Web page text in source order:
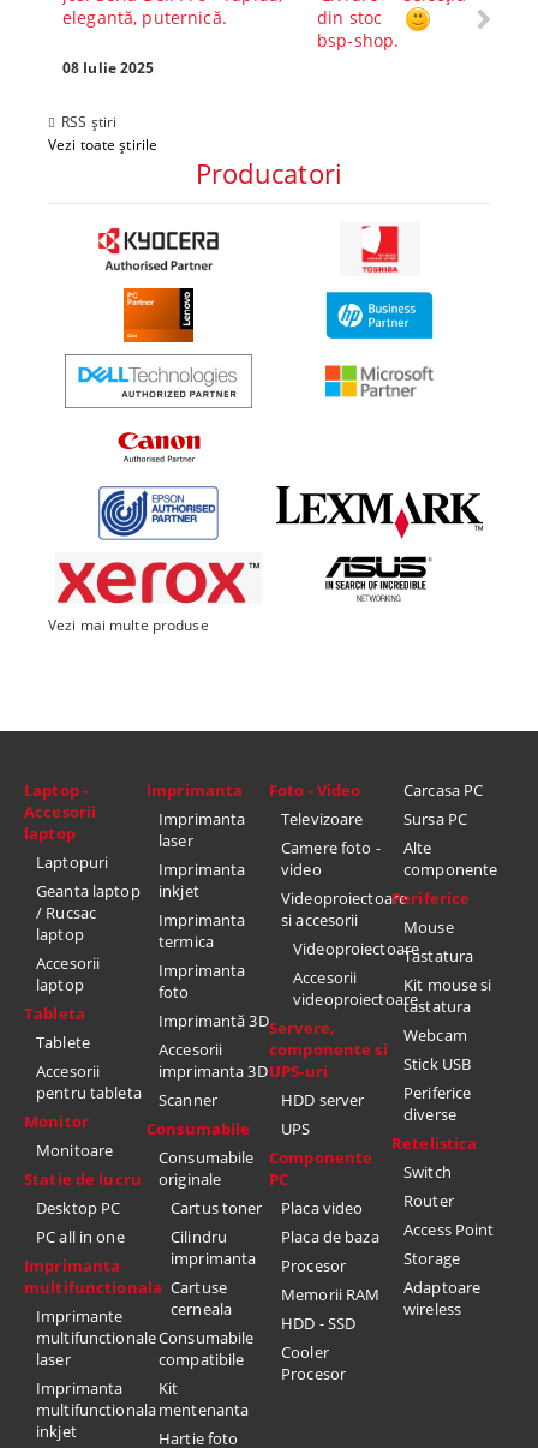
elegantă, puternică.
din stoc
bsp-shop.
08 Iulie 2025
RSS știri
Vezi toate știrile
Producatori
Vezi mai multe produse
Laptop -
Accesorii
laptop
Laptopuri
Geanta laptop
/ Rucsac
laptop
Accesorii
laptop
Tableta
Tablete
Accesorii
pentru tableta
Monitor
Monitoare
Statie de lucru
Desktop PC
PC all in one
Imprimanta
multifunctionala
Imprimante
multifunctionale
laser
Imprimanta
multifunctionala
inkjet
Imprimanta
Imprimanta
laser
Imprimanta
inkjet
Imprimanta
termica
Imprimanta
foto
Imprimantă 3D
Accesorii
imprimanta 3D
Scanner
Consumabile
Consumabile
originale
Cartus toner
Cilindru
imprimanta
Cartuse
cerneala
Consumabile
compatibile
Kit
mentenanta
Hartie foto
Foto - Video
Televizoare
Camere foto -
video
Videoproiectoare
si accesorii
Videoproiectoare
Accesorii
videoproiectoare
Servere,
componente si
UPS-uri
HDD server
UPS
Componente
PC
Placa video
Placa de baza
Procesor
Memorii RAM
HDD - SSD
Cooler
Procesor
Carcasa PC
Sursa PC
Alte
componente
Periferice
Mouse
Tastatura
Kit mouse si
tastatura
Webcam
Stick USB
Periferice
diverse
Retelistica
Switch
Router
Access Point
Storage
Adaptoare
wireless